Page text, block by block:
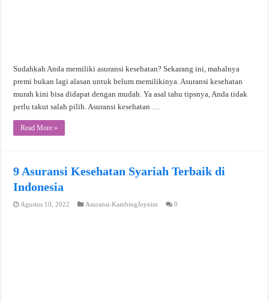
Sudahkah Anda memiliki asuransi kesehatan? Sekarang ini, mahalnya
premi bukan lagi alasan untuk belum memilikinya. Asuransi kesehatan
murah kini bisa didapat dengan mudah. Ya asal tahu tipsnya, Anda tidak
perlu takut salah pilih. Asuransi kesehatan …
Read More »
9 Asuransi Kesehatan Syariah Terbaik di
Indonesia
Agustus 10, 2022 Asuransi-KambingJoynim 0